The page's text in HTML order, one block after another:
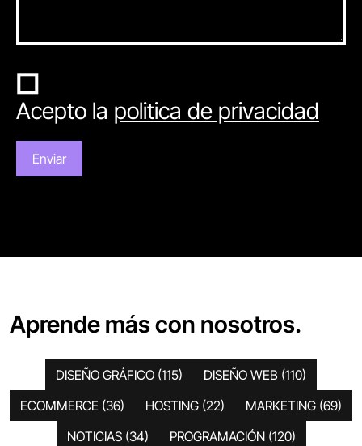
Acepto la politica de privacidad
Aprende más con nosotros.
DISEÑO GRÁFICO (115) DISEÑO WEB (110)
ECOMMERCE (36) HOSTING (22) MARKETING (69)
NOTICIAS (34) PROGRAMACIÓN (120)